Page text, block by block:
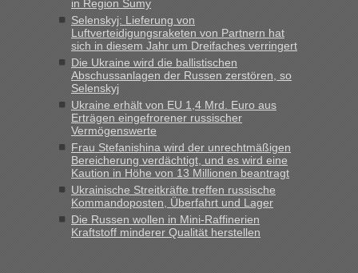
„Derzeit, ist es überall sehr voll an den Grenzen Ukraine/
Polen. Zb. Krakovets 100 PKW ca. 10 h Wartezeit. Wollen
Montag rüber, versuchen es sehr früh.“
in Region Sumy
Selenskyj: Lieferung von
Luftverteidigungsraketen von Partnern hat
sich in diesem Jahr um Dreifaches verringert
Die Ukraine wird die ballistischen
Abschussanlagen der Russen zerstören, so
Selenskyj
Ukraine erhält von EU 1,4 Mrd. Euro aus
Erträgen eingefrorener russischer
Vermögenswerte
Frau Stefanishina wird der unrechtmäßigen
Bereicherung verdächtigt, und es wird eine
Kaution in Höhe von 13 Millionen beantragt
Ukrainische Streitkräfte treffen russische
Kommandoposten, Überfahrt und Lager
Die Russen wollen in Mini-Raffinerien
Kraftstoff minderer Qualität herstellen